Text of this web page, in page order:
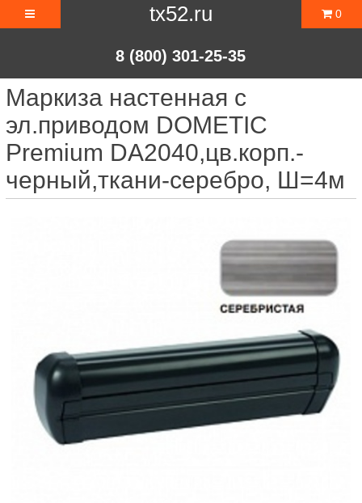
tx52.ru
8 (800) 301-25-35
0
Маркиза настенная с
эл.приводом DOMETIC
Premium DA2040,цв.корп.-
черный,ткани-серебро, Ш=4м